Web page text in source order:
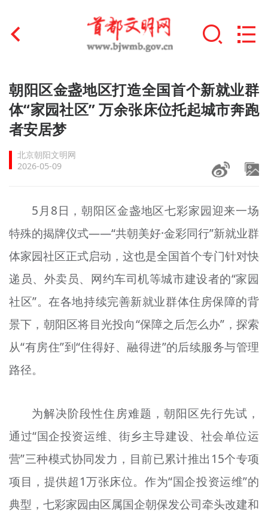
首页
文明创建
+
文明实践
文明培育
+
榜样人物
+
身边好人
文明评论
北京宣传文化引导基金
宣传思想文化人才
专题
朝阳区金盏地区打造全国首个新就业群
体“家园社区” 万余张床位托起城市奔跑
者安居梦
北京朝阳文明网
2026-05-09
5月8日，朝阳区金盏地区七彩家园迎来一场
特殊的揭牌仪式——“共朝美好·金彩同行”新就业群
体家园社区正式启动，这也是全国首个专门针对快
递员、外卖员、网约车司机等城市建设者的“家园
社区”。在各地持续完善新就业群体住房保障的背
景下，朝阳区将目光投向“保障之后怎么办”，探索
从“有房住”到“住得好、融得进”的后续服务与管理
路径。
为解决阶段性住房难题，朝阳区先行先试，
通过“国企投资运维、街乡主导建设、社会单位运
营”三种模式协同发力，目前已累计推出15个专项
项目，提供超1万张床位。作为“国企投资运维”的
典型，七彩家园由区属国企朝保发公司牵头改建和